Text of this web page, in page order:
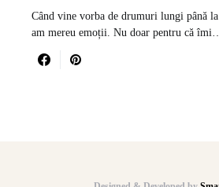
Când vine vorba de drumuri lungi până
am mereu emoții. Nu doar pentru că